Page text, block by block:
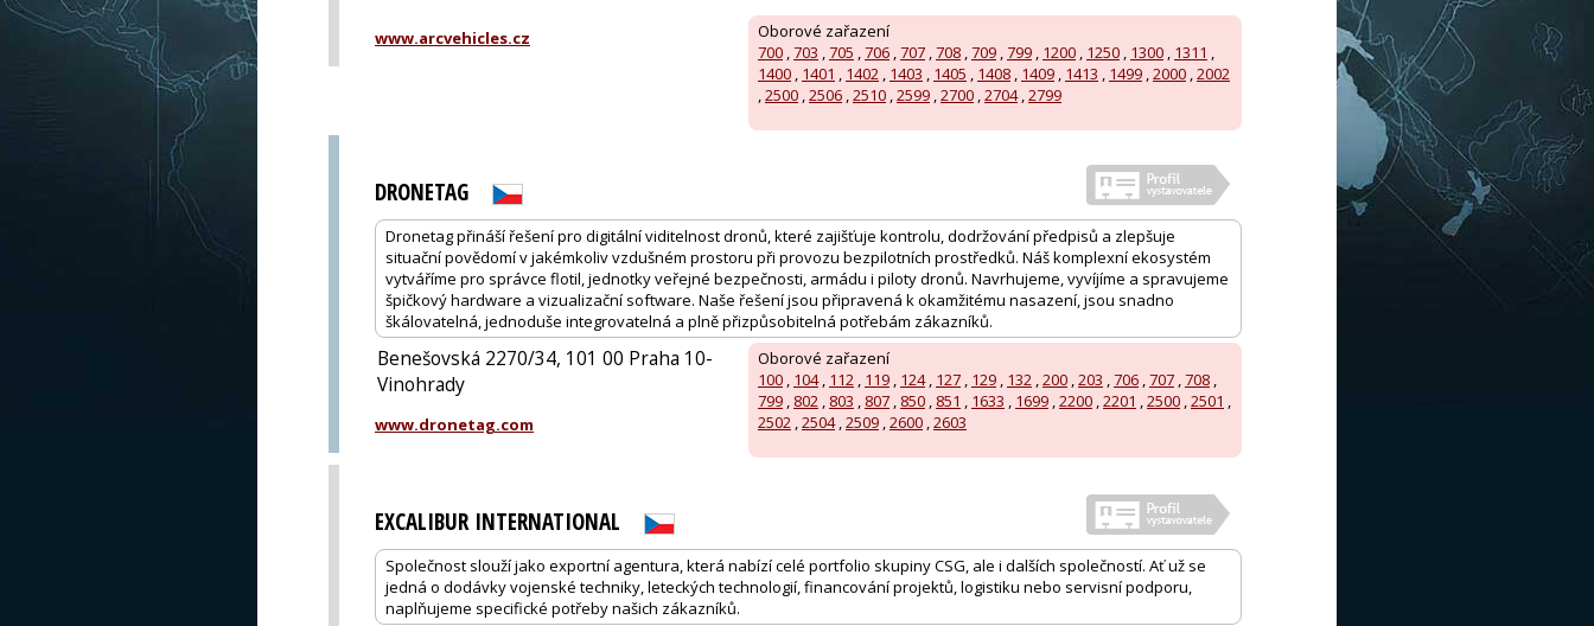
Oborové zařazení
700 ,703 ,705 ,706 ,707 ,708 ,709 ,799 , 1200 , 1250 , 1300 , 1311 ,
1400 , 1401 , 1402 , 1403 , 1405 , 1408 , 1409 , 1413 , 1499 ,2000 ,2002
,2500 ,2506 ,2510 ,2599 ,2700 ,2704,2799
www.arcvehicles.cz
DRONETAG
Dronetag přináší řešení pro digitální viditelnost dronů, které zajišťuje kontrolu, dodržování předpisů a zlepšuje
situační povědomí v jakémkoliv vzdušném prostoru při provozu bezpilotních prostředků. Náš komplexní ekosystém
vytváříme pro správce flotil, jednotky veřejné bezpečnosti, armádu i piloty dronů. Navrhujeme, vyvíjíme a spravujeme
špičkový hardware a vizualizační software. Naše řešení jsou připravená k okamžitému nasazení, jsou snadno
škálovatelná, jednoduše integrovatelná a plně přizpůsobitelná potřebám zákazníků.
Oborové zařazení
100 , 104, 112 , 119 , 124, 127 , 129 , 132 ,200 ,203 ,706 ,707 ,708 ,
799 , 802 , 803 , 807 , 850 , 851 , 1633 , 1699 ,2200 ,2201 ,2500 ,2501 ,
2502 ,2504,2509 ,2600 ,2603
Benešovská 2270/34, 101 00 Praha 10-
Vinohrady
www.dronetag.com
EXCALIBUR INTERNATIONAL
Společnost slouží jako exportní agentura, která nabízí celé portfolio skupiny CSG, ale i dalších společností. Ať už se
jedná o dodávky vojenské techniky, leteckých technologií, financování projektů, logistiku nebo servisní podporu,
naplňujeme specifické potřeby našich zákazníků.